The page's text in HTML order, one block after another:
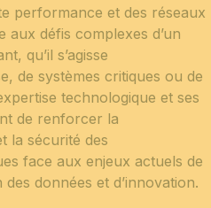
performance et des réseaux
défis complexes d’un
qu’il s’agisse
de systèmes critiques ou de
technologique et ses
de renforcer la
la sécurité des
face aux enjeux actuels de
données et d’innovation.